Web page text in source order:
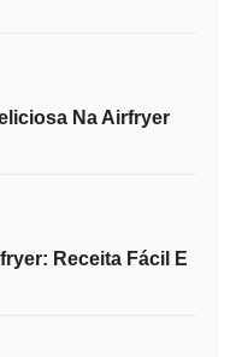
Na Airfryer
Receita Fácil E